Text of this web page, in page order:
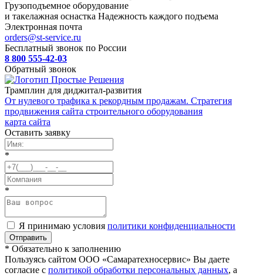
Грузоподъемное оборудование
и такелажная оснастка Надежность каждого подъема
Электронная почта
orders@st-service.ru
Бесплатный звонок по России
8 800 555-42-03
Обратный звонок
Трамплин для диджитал-развития
От нулевого трафика к рекордным продажам. Стратегия
продвижения сайта строительного оборудования
карта сайта
Оставить заявку
*
*
Я принимаю условия политики конфиденциальности
* Обязательно к заполнению
Пользуясь сайтом ООО «Самаратехносервис» Вы даете
согласие с политикой обработки персональных данных, а